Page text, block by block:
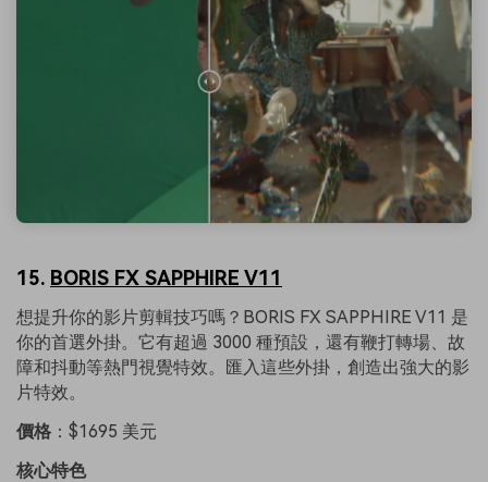
15. BORIS FX SAPPHIRE V11
想提升你的影片剪輯技巧嗎？BORIS FX SAPPHIRE V11 是
你的首選外掛。它有超過 3000 種預設，還有鞭打轉場、故
障和抖動等熱門視覺特效。匯入這些外掛，創造出強大的影
片特效。
價格 ：$1695 美元
核心特色